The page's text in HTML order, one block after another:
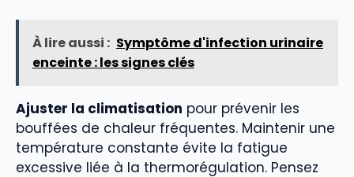
À lire aussi : Symptôme d'infection urinaire
enceinte : les signes clés
Ajuster la climatisation pour prévenir les
bouffées de chaleur fréquentes. Maintenir une
température constante évite la fatigue
excessive liée à la thermorégulation. Pensez